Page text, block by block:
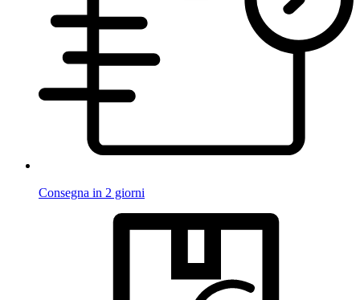
Consegna in 2 giorni